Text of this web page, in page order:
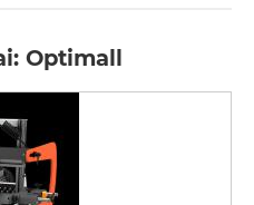
Optimall